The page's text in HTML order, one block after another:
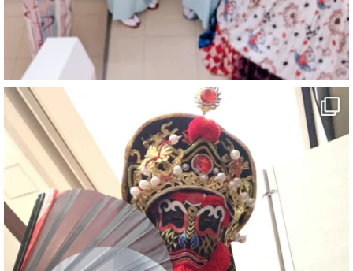
#新居浜市
#マイントピア別子
#泉寿亭
#有形文化財
#四国
#愛媛観光
#旅行
#旅行動画
#一人旅
#観光スポット
#Travel
#ehime
#旅行好きと繋がりたい
7 X